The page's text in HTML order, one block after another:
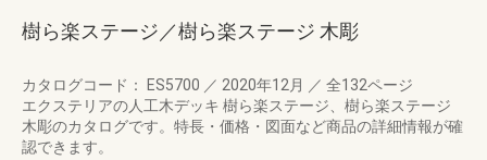
樹ら楽ステージ／樹ら楽ステージ 木彫
カタログコード： ES5700 ／ 2020年12月 ／ 全132ページ
エクステリアの人工木デッキ 樹ら楽ステージ、樹ら楽ステージ
木彫のカタログです。特長・価格・図面など商品の詳細情報が確
認できます。